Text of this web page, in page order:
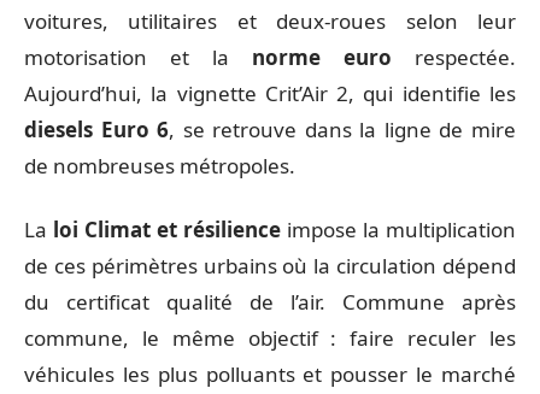
voitures, utilitaires et deux-roues selon leur
motorisation et la norme euro respectée.
Aujourd’hui, la vignette Crit’Air 2, qui identifie les
diesels Euro 6, se retrouve dans la ligne de mire
de nombreuses métropoles.
La loi Climat et résilience impose la multiplication
de ces périmètres urbains où la circulation dépend
du certificat qualité de l’air. Commune après
commune, le même objectif : faire reculer les
véhicules les plus polluants et pousser le marché